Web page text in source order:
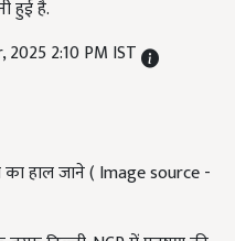
हुई है.
2025 2:10 PM IST
हाल जाने ( Image source -